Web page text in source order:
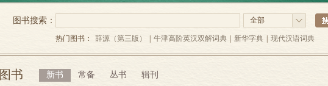
全部
图书搜索：
热门图书： 辞源（第三版） 牛津高阶英汉双解词典 新华字典 现代汉语词典
图书 新书 常备 丛书 辑刊